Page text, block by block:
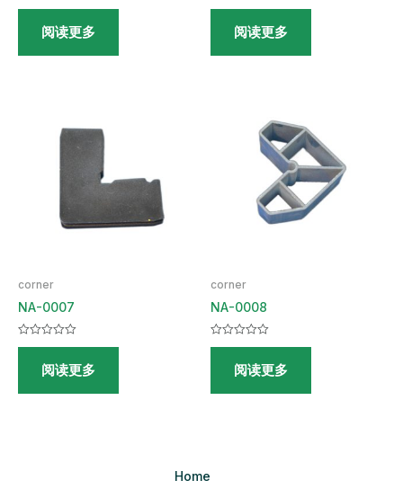
评
&sol;阅读更多
评
&sol;阅读更多
corner
NA-0007
评
&sol;阅读更多
corner
NA-0008
评
&sol;阅读更多
Home